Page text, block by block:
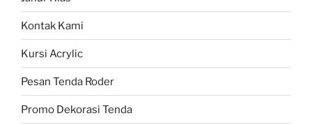
Kontak Kami
Kursi Acrylic
Pesan Tenda Roder
Promo Dekorasi Tenda